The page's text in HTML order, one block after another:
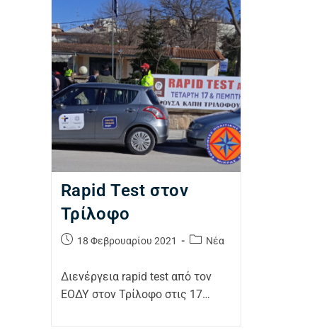
Rapid Test στον
Τρίλοφο
18 Φεβρουαρίου 2021 Νέα
Διενέργεια rapid test από τον
ΕΟΔΥ στον Τρίλοφο στις 17…